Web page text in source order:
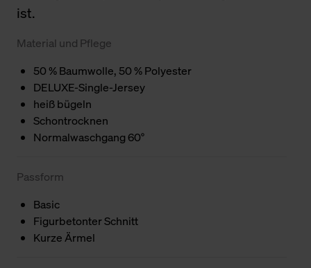
ist.
Material und Pflege
50 % Baumwolle, 50 % Polyester
DELUXE-Single-Jersey
heiß bügeln
Schontrocknen
Normalwaschgang 60°
Passform
Basic
Figurbetonter Schnitt
Kurze Ärmel